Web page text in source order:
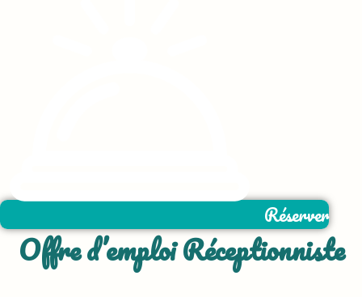
Réserver
Offre d’emploi Réceptionniste